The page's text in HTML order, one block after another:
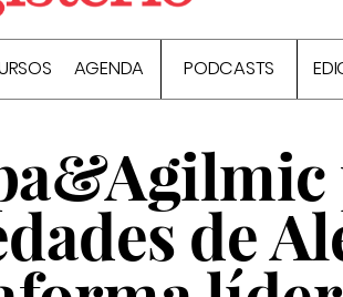
AGENDA PODCASTS
de